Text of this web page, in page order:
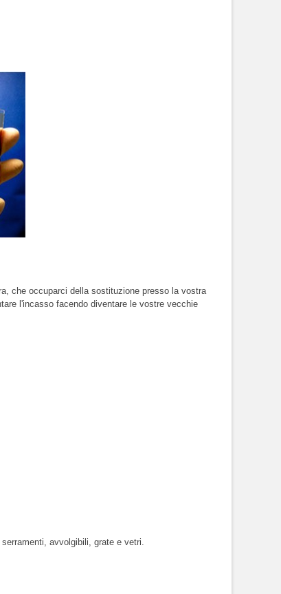
che occuparci della sostituzione presso la vostra
l'incasso facendo diventare le vostre vecchie
avvolgibili, grate e vetri.